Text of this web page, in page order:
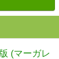
(マーガレ